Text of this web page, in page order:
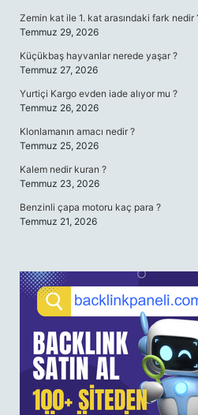
Zemin kat ile 1. kat arasındaki fark nedir
Temmuz 29, 2026
Küçükbaş hayvanlar nerede yaşar ?
Temmuz 27, 2026
Yurtiçi Kargo evden iade alıyor mu ?
Temmuz 26, 2026
Klonlamanın amacı nedir ?
Temmuz 25, 2026
Kalem nedir kuran ?
Temmuz 23, 2026
Benzinli çapa motoru kaç para ?
Temmuz 21, 2026